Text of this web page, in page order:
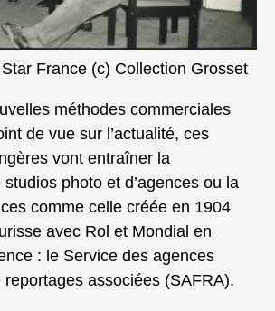
Star France (c) Collection Grosset
méthodes commerciales
de vue sur l’actualité, ces
vont entraîner la
photo et d’agences ou la
comme celle créée en 1904
avec Rol et Mondial en
: le Service des agences
associées (SAFRA).